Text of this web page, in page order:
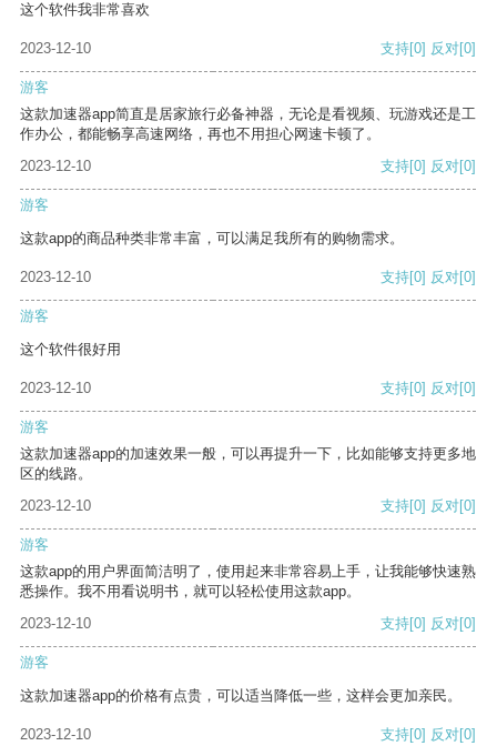
这个软件我非常喜欢
2023-12-10 支持[0] 反对[0]
游客
这款加速器app简直是居家旅行必备神器，无论是看视频、玩游戏还是工
作办公，都能畅享高速网络，再也不用担心网速卡顿了。
2023-12-10
支持[0] 反对[0]
游客
这款app的商品种类非常丰富，可以满足我所有的购物需求。
2023-12-10 支持[0] 反对[0]
游客
这个软件很好用
2023-12-10 支持[0] 反对[0]
游客
这款加速器app的加速效果一般，可以再提升一下，比如能够支持更多地
区的线路。
2023-12-10
支持[0] 反对[0]
游客
这款app的用户界面简洁明了，使用起来非常容易上手，让我能够快速熟
悉操作。我不用看说明书，就可以轻松使用这款app。
2023-12-10
支持[0] 反对[0]
游客
这款加速器app的价格有点贵，可以适当降低一些，这样会更加亲民。
2023-12-10 支持[0] 反对[0]